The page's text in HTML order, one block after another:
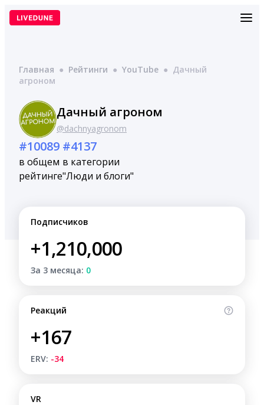
Перейти
Главная ● Рейтинги ● YouTube ● Дачный
агроном
Дачный агроном
@dachnyagronom
#10089
в общем
рейтинге
#4137
в категории
"Люди и блоги"
Подписчиков
+1,210,000
За 3 месяца: 0
Реакций
+167
ERV: -34
VR